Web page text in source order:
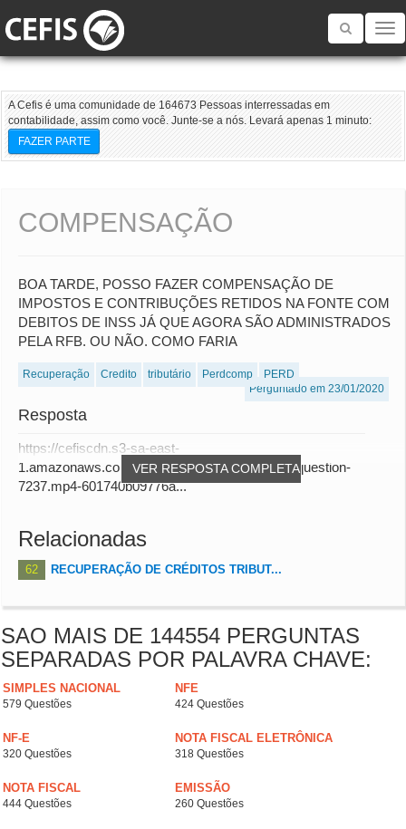
Toggle
A Cefis é uma comunidade de 164673 Pessoas interressadas em
contabilidade, assim como você. Junte-se a nós. Levará apenas 1 minuto:
FAZER PARTE
COMPENSAÇÃO
BOA TARDE, POSSO FAZER COMPENSAÇÃO DE
IMPOSTOS E CONTRIBUÇÕES RETIDOS NA FONTE COM
DEBITOS DE INSS JÁ QUE AGORA SÃO ADMINISTRADOS
PELA RFB. OU NÃO. COMO FARIA
Recuperação Credito tributário Perdcomp
PERD
Perguntado em 23/01/2020
Resposta
VER RESPOSTA COMPLETA
https://cefiscdn.s3-sa-east-
1.amazonaws.com/audio_answers/answer-for-question-
7237.mp4-601740b09776a...
Relacionadas
62 RECUPERAÇÃO DE CRÉDITOS TRIBUT...
SAO MAIS DE 144554 PERGUNTAS
SEPARADAS POR PALAVRA CHAVE:
SIMPLES NACIONAL
579 Questões
NFE
424 Questões
NF-E
320 Questões
NOTA FISCAL ELETRÔNICA
318 Questões
NOTA FISCAL
444 Questões
EMISSÃO
260 Questões